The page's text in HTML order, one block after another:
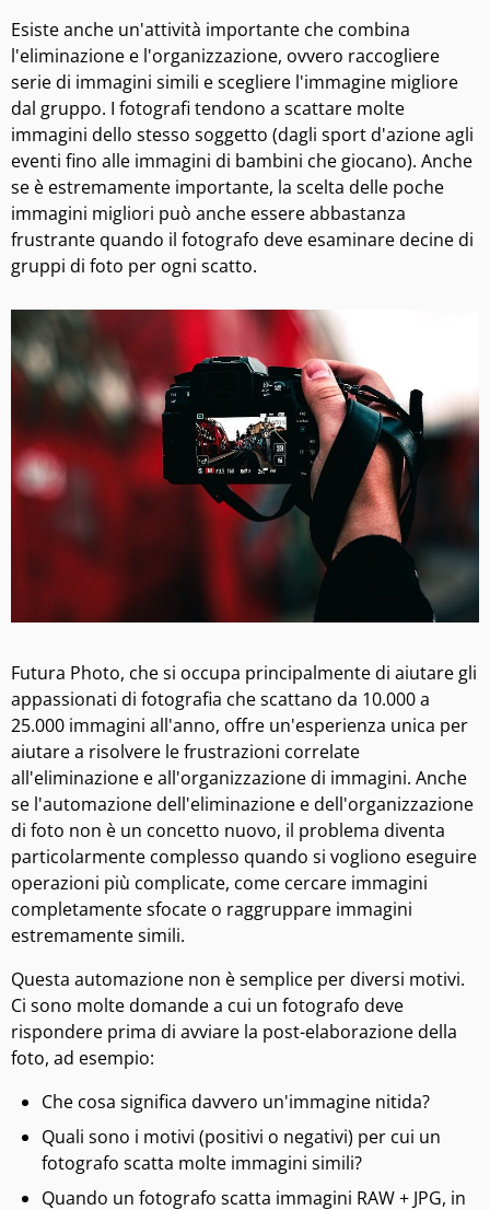
Esiste anche un'attività importante che combina
l'eliminazione e l'organizzazione, ovvero raccogliere
serie di immagini simili e scegliere l'immagine migliore
dal gruppo. I fotografi tendono a scattare molte
immagini dello stesso soggetto (dagli sport d'azione agli
eventi fino alle immagini di bambini che giocano). Anche
se è estremamente importante, la scelta delle poche
immagini migliori può anche essere abbastanza
frustrante quando il fotografo deve esaminare decine di
gruppi di foto per ogni scatto.
Futura Photo, che si occupa principalmente di aiutare gli
appassionati di fotografia che scattano da 10.000 a
25.000 immagini all'anno, offre un'esperienza unica per
aiutare a risolvere le frustrazioni correlate
all'eliminazione e all'organizzazione di immagini. Anche
se l'automazione dell'eliminazione e dell'organizzazione
di foto non è un concetto nuovo, il problema diventa
particolarmente complesso quando si vogliono eseguire
operazioni più complicate, come cercare immagini
completamente sfocate o raggruppare immagini
estremamente simili.
Questa automazione non è semplice per diversi motivi.
Ci sono molte domande a cui un fotografo deve
rispondere prima di avviare la post-elaborazione della
foto, ad esempio:
Che cosa significa davvero un'immagine nitida?
Quali sono i motivi (positivi o negativi) per cui un
fotografo scatta molte immagini simili?
Quando un fotografo scatta immagini RAW + JPG, in